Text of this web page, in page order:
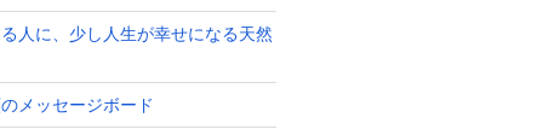
人に、少し人生が幸せになる天然
メッセージボード